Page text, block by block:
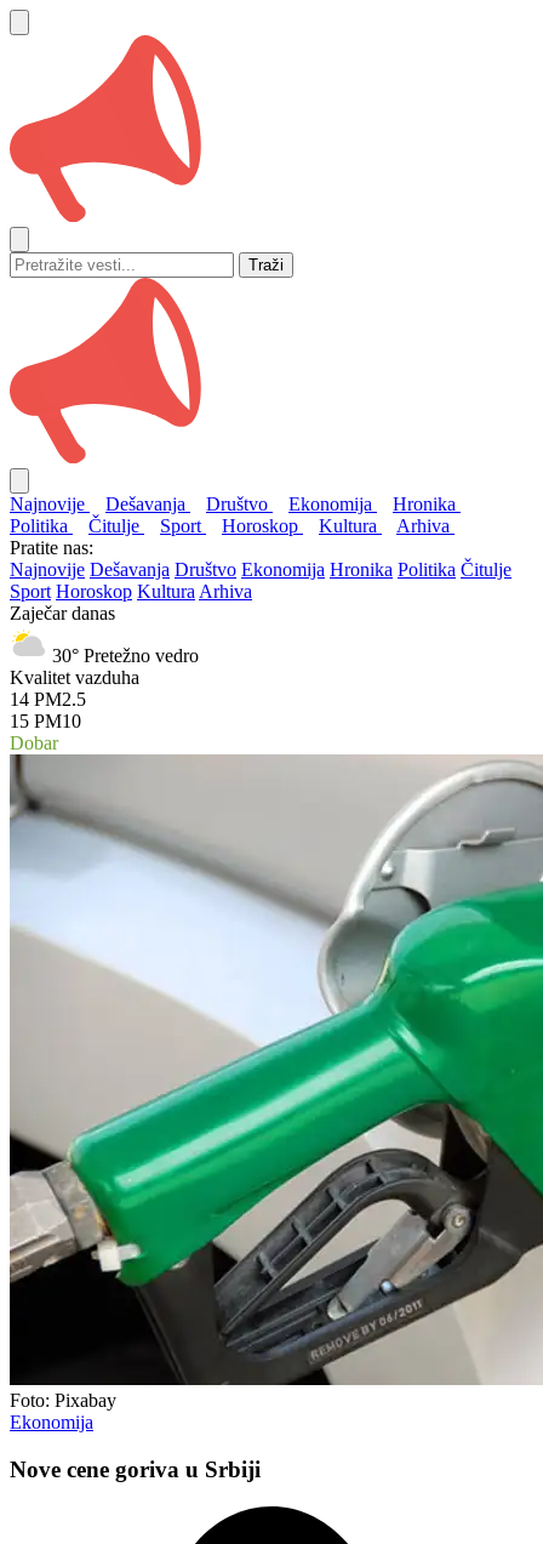
Traži
Najnovije Dešavanja Društvo Ekonomija
Hronika
Politika
Čitulje Sport Horoskop Kultura
Arhiva
Pratite nas:
Najnovije Dešavanja Društvo Ekonomija Hronika Politika Čitulje
Sport Horoskop Kultura Arhiva
Zaječar danas
30° Pretežno vedro
Kvalitet vazduha
14 PM2.5
15 PM10
Dobar
Foto: Pixabay
Ekonomija
Nove cene goriva u Srbiji